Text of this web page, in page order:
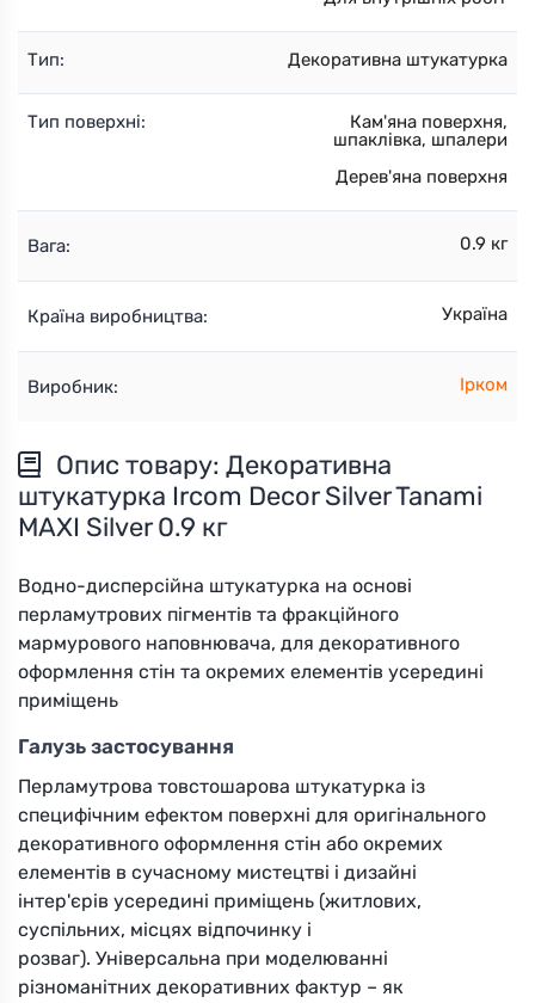
Тип: Декоративна штукатурка
Тип поверхні:
Кам'яна поверхня,
шпаклівка, шпалери
Дерев'яна поверхня
Вага: 0.9 кг
Країна виробництва: Україна
Виробник: Ірком
Опис товару: Декоративна
штукатурка Ircom Decor Sіlver Tanami
MAXI Sіlver 0.9 кг
Водно-дисперсійна штукатурка на основі
перламутрових пігментів та фракційного
мармурового наповнювача, для декоративного
оформлення стін та окремих елементів усередині
приміщень
Галузь застосування
Перламутрова товстошарова штукатурка із
специфічним ефектом поверхні для оригінального
декоративного оформлення стін або окремих
елементів в сучасному мистецтві і дизайні
інтер'єрів усередині приміщень (житлових,
суспільних, місцях відпочинку і
розваг). Універсальна при моделюванні
різноманітних декоративних фактур – як